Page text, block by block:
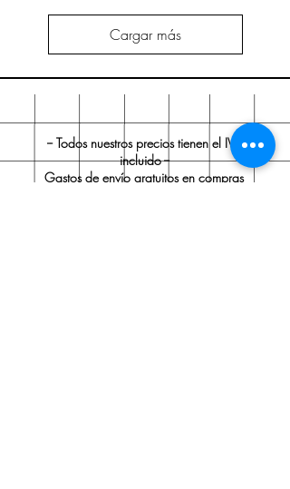
Cargar más
-- Todos nuestros precios tienen el IVA
incluido --
Gastos de envío gratuitos en compras